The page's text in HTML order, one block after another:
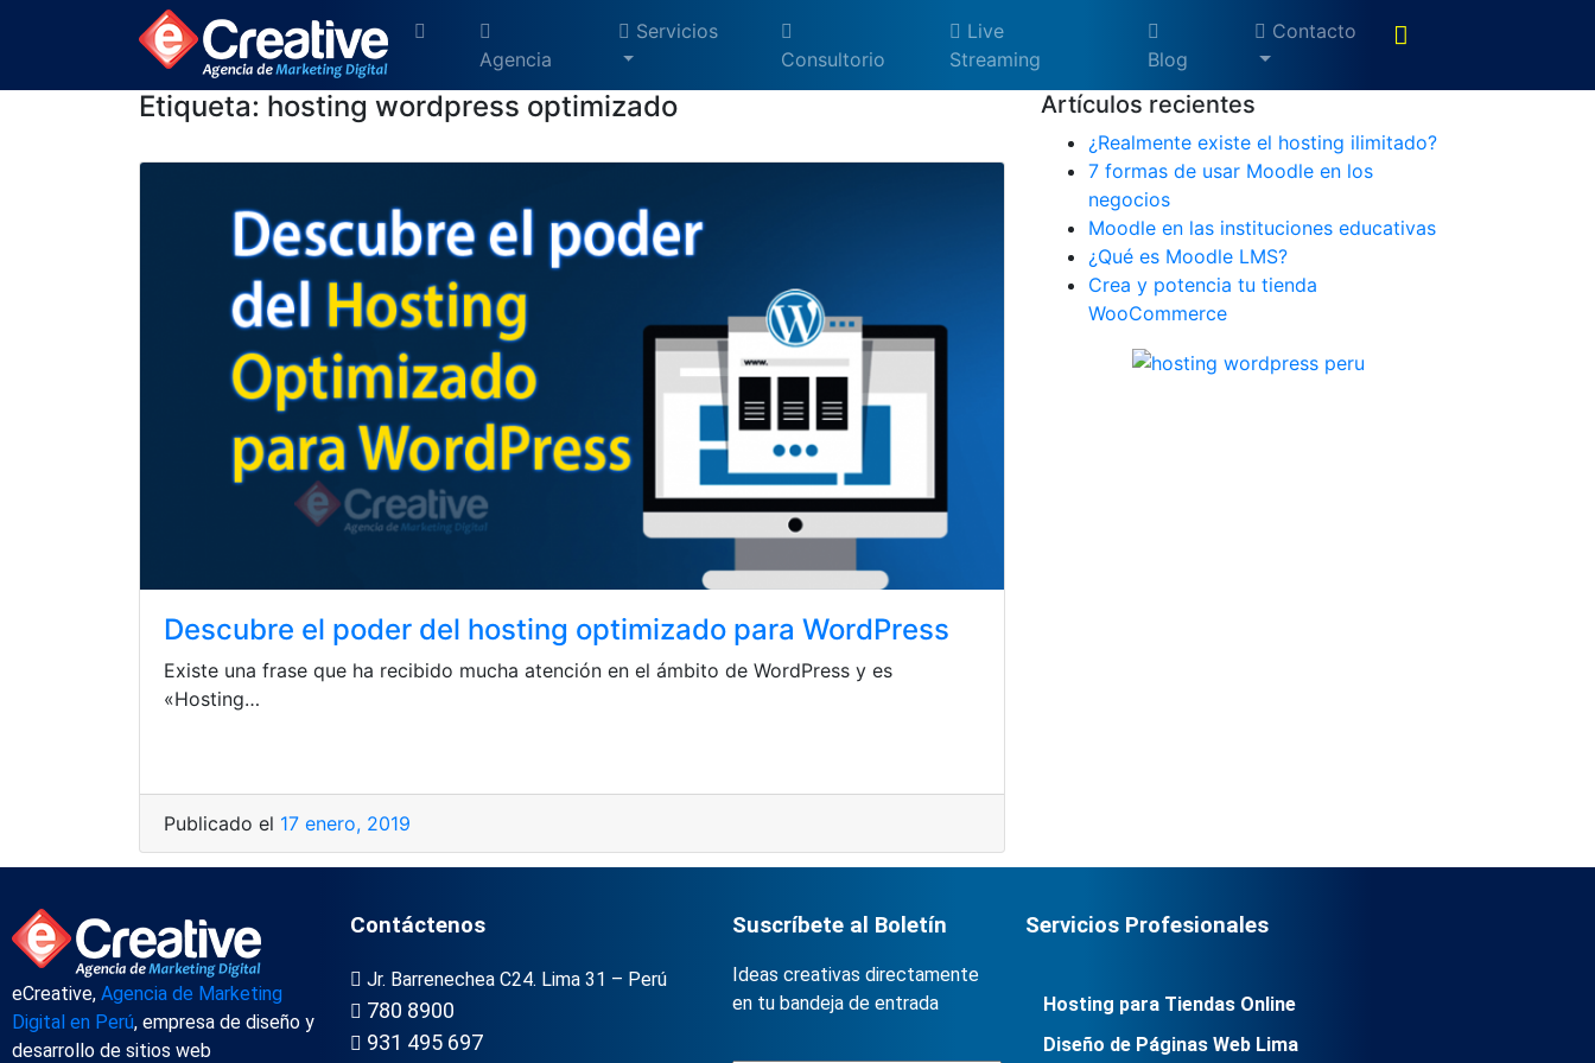
Agencia
Servicios
Consultorio
Live
Streaming
Blog
Contacto
Etiqueta: hosting wordpress optimizado
Descubre el poder del hosting optimizado para WordPress
Existe una frase que ha recibido mucha atención en el ámbito de WordPress y es
«Hosting…
Publicado el 17 enero, 2019
Artículos recientes
¿Realmente existe el hosting ilimitado?
7 formas de usar Moodle en los
negocios
Moodle en las instituciones educativas
¿Qué es Moodle LMS?
Crea y potencia tu tienda
WooCommerce
eCreative, Agencia de Marketing
Digital en Perú, empresa de diseño y
desarrollo de sitios web
Contáctenos
Jr. Barrenechea C24. Lima 31 – Perú
780 8900
931 495 697
Suscríbete al Boletín
Ideas creativas directamente
en tu bandeja de entrada
Servicios Profesionales
Hosting para Tiendas Online
Diseño de Páginas Web Lima